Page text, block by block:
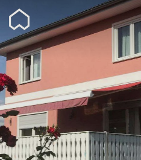
Wunderflats